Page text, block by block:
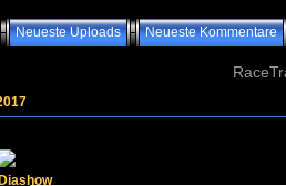
Neueste Uploads Neueste Kommentare